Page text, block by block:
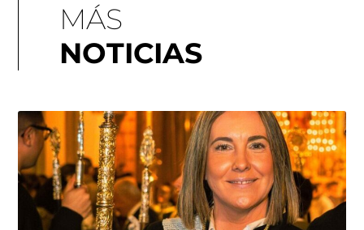
MÁS
NOTICIAS